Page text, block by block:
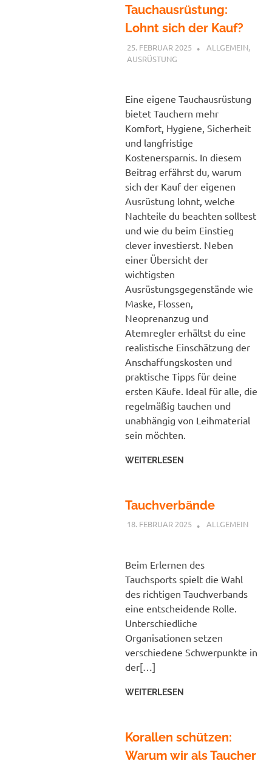
Tauchausrüstung:
Lohnt sich der Kauf?
25. FEBRUAR 2025 PETER
ALLGEMEIN,
AUSRÜSTUNG
Eine eigene Tauchausrüstung
bietet Tauchern mehr
Komfort, Hygiene, Sicherheit
und langfristige
Kostenersparnis. In diesem
Beitrag erfährst du, warum
sich der Kauf der eigenen
Ausrüstung lohnt, welche
Nachteile du beachten solltest
und wie du beim Einstieg
clever investierst. Neben
einer Übersicht der
wichtigsten
Ausrüstungsgegenstände wie
Maske, Flossen,
Neoprenanzug und
Atemregler erhältst du eine
realistische Einschätzung der
Anschaffungskosten und
praktische Tipps für deine
ersten Käufe. Ideal für alle, die
regelmäßig tauchen und
unabhängig von Leihmaterial
sein möchten.
WEITERLESEN
Tauchverbände
18. FEBRUAR 2025 PETER
ALLGEMEIN
Beim Erlernen des
Tauchsports spielt die Wahl
des richtigen Tauchverbands
eine entscheidende Rolle.
Unterschiedliche
Organisationen setzen
verschiedene Schwerpunkte in
der[…]
WEITERLESEN
Korallen schützen:
Warum wir als Taucher